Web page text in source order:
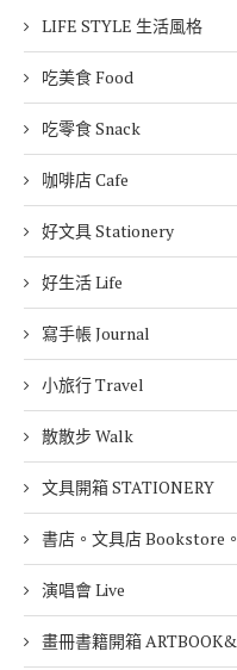
LIFE STYLE 生活風格
吃美食 Food
吃零食 Snack
咖啡店 Cafe
好文具 Stationery
好生活 Life
寫手帳 Journal
小旅行 Travel
散散步 Walk
文具開箱 STATIONERY
書店。文具店 Bookstore
演唱會 Live
畫冊書籍開箱